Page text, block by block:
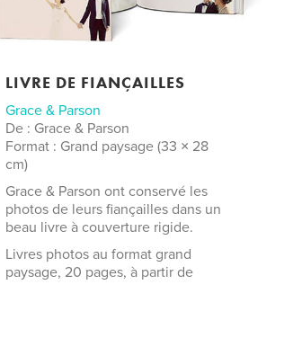
LIVRE DE FIANÇAILLES
Grace & Parson
De : Grace & Parson
Format : Grand paysage (33 × 28
cm)
Grace & Parson ont conservé les
photos de leurs fiançailles dans un
beau livre à couverture rigide.
Livres photos au format grand
paysage, 20 pages, à partir de